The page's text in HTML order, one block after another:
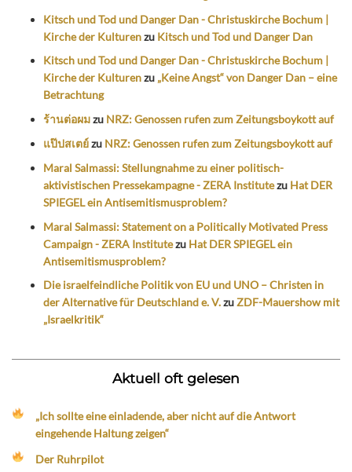
Kitsch und Tod und Danger Dan - Christuskirche Bochum |
Kirche der Kulturenzu Kitsch und Tod und Danger Dan
Kitsch und Tod und Danger Dan - Christuskirche Bochum |
Kirche der Kulturenzu „Keine Angst“ von Danger Dan – eine
Betrachtung
ร้านต่อผมzu NRZ: Genossen rufen zum Zeitungsboykott auf
แป๊ปสเตย์zu NRZ: Genossen rufen zum Zeitungsboykott auf
Maral Salmassi: Stellungnahme zu einer politisch-
aktivistischen Pressekampagne - ZERA Institutezu Hat DER
SPIEGEL ein Antisemitismusproblem?
Maral Salmassi: Statement on a Politically Motivated Press
Campaign - ZERA Institutezu Hat DER SPIEGEL ein
Antisemitismusproblem?
Die israelfeindliche Politik von EU und UNO – Christen in
der Alternative für Deutschland e. V.zuZDF-Mauershow mit
„Israelkritik“
Aktuell oft gelesen
„Ich sollte eine einladende, aber nicht auf die Antwort
eingehende Haltung zeigen“
Der Ruhrpilot